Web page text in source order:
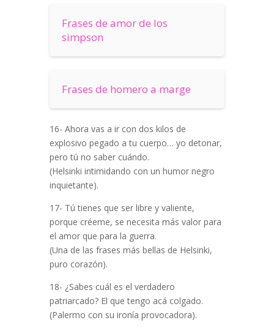
Frases de amor de los
simpson
Frases de homero a marge
16- Ahora vas a ir con dos kilos de
explosivo pegado a tu cuerpo… yo detonar,
pero tú no saber cuándo.
(Helsinki intimidando con un humor negro
inquietante).
17- Tú tienes que ser libre y valiente,
porque créeme, se necesita más valor para
el amor que para la guerra.
(Una de las frases más bellas de Helsinki,
puro corazón).
18- ¿Sabes cuál es el verdadero
patriarcado? El que tengo acá colgado.
(Palermo con su ironía provocadora).